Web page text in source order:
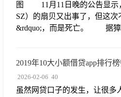
图 11月11日晚的公告显示，
SZ）的扇贝又出事了，但这次
&rdquo;，而是死亡。 据獐
2019年10大小额借贷app排行
2026-02-06 40
虽然网贷口子的发生，让很多